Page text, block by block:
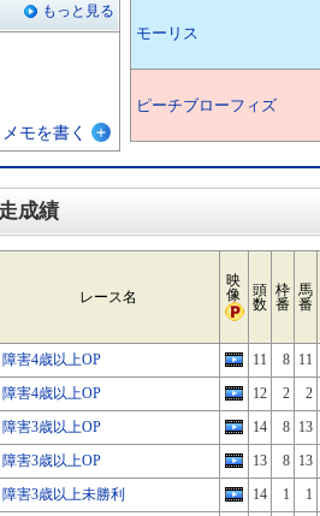
もっと見る
メモを書く
モーリス
ピーチブローフィズ
成績
レース名
映
像
頭
数
枠
番
馬
番
障害4歳以上OP 11 8 11
障害4歳以上OP 12 2
2
障害3歳以上OP 14 8 13
障害3歳以上OP 13 8 13
障害3歳以上未勝利 14 1
1